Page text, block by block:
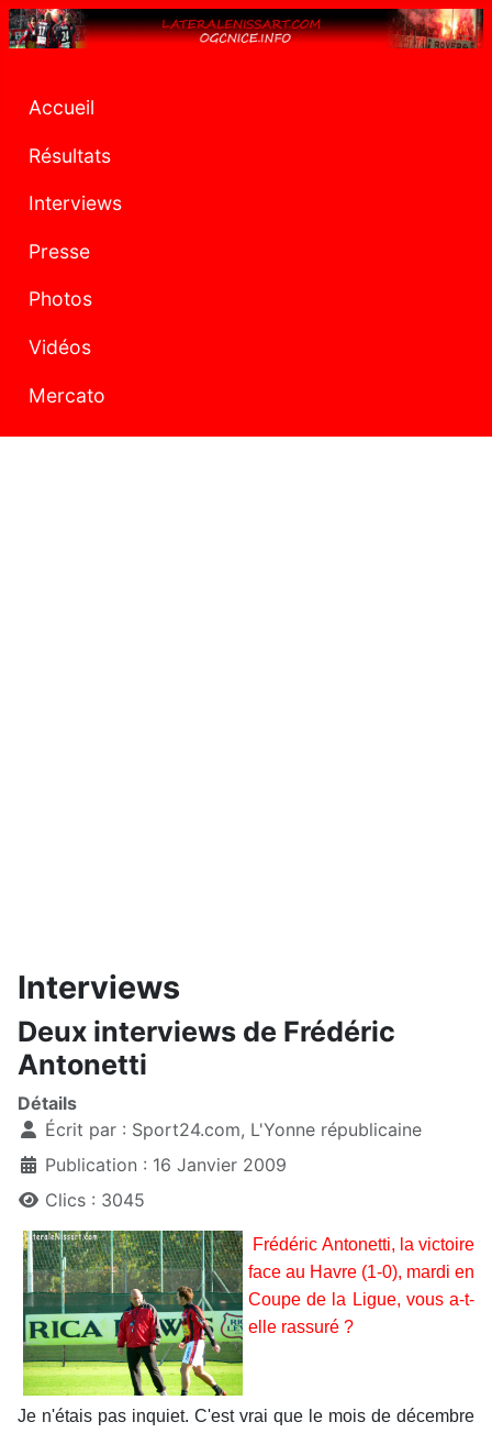
Accueil
Résultats
Interviews
Presse
Photos
Vidéos
Mercato
Interviews
Deux interviews de Frédéric
Antonetti
Détails
Écrit par : Sport24.com, L'Yonne républicaine
Publication : 16 Janvier 2009
Clics : 3045
Frédéric Antonetti, la victoire
face au Havre (1-0), mardi en
Coupe de la Ligue, vous a-t-
elle rassuré ?
Je n'étais pas inquiet. C'est vrai que le mois de décembre